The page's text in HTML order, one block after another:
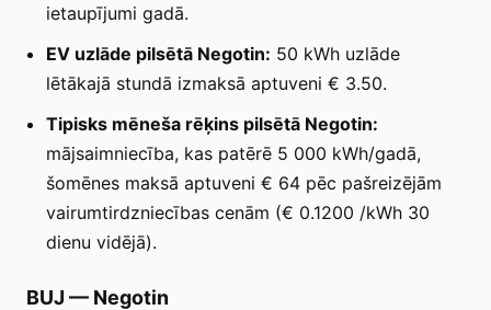
ietaupījumi gadā.
EV uzlāde pilsētā Negotin: 50 kWh uzlāde
lētākajā stundā izmaksā aptuveni € 3.50.
Tipisks mēneša rēķins pilsētā Negotin:
mājsaimniecība, kas patērē 5 000 kWh/gadā,
šomēnes maksā aptuveni € 64 pēc pašreizējām
vairumtirdzniecības cenām (€ 0.1200 /kWh 30
dienu vidējā).
BUJ — Negotin